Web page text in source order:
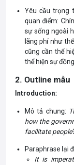
Yêu cầu trọng
quan điểm:
sự sống ngoài
lãng phí như
cũng cần thể
thể hiện sự
2. Outline mẫu
Introduction:
Mô tả chung:
how the
facilitate
Paraphrase lại
It is